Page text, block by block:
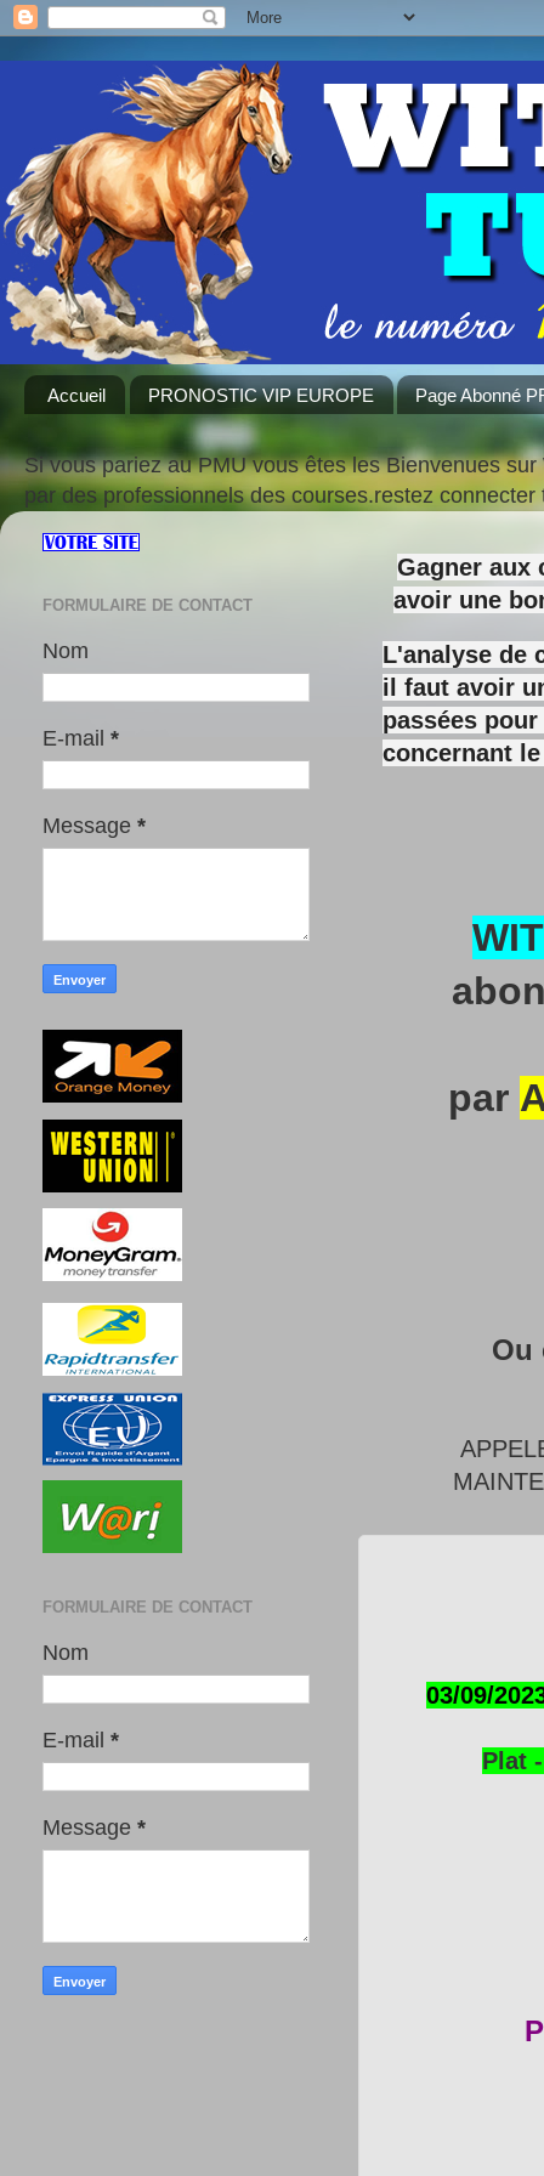
Accueil PRONOSTIC VIP EUROPE Page Abonné
Si vous pariez au PMU vous êtes les Bienvenues
par des professionnels des courses.restez
Gagner aux
avoir une
L'analyse de
il faut avoir
passées
concernant
par
Ou
03/09/
Plat
FORMULAIRE DE CONTACT
Nom
E-mail *
Message *
FORMULAIRE DE CONTACT
Nom
E-mail *
Message *